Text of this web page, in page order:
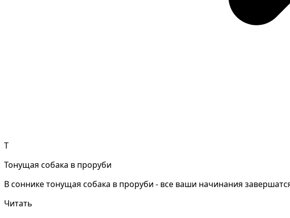
Т
Тонущая собака в проруби
В соннике тонущая собака в проруби - все ваши начинания
Читать